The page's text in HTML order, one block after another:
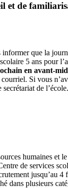
et de
que la
5 ans pour
en avant-
courriel. Si vous
de l’école.
humaines et
de services
jusqu’au 4
dans plusieurs